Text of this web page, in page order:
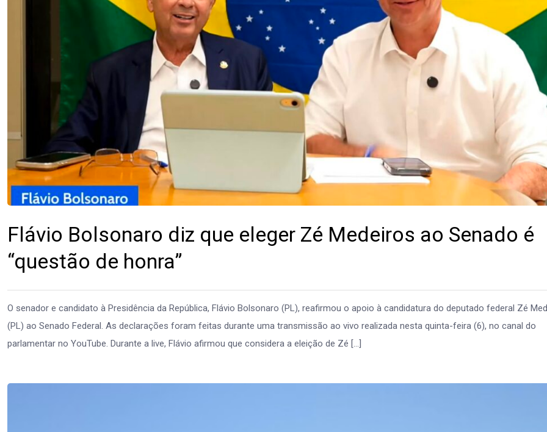
Flávio Bolsonaro diz que eleger Zé Medeiros ao Senado é
“questão de honra”
O senador e candidato à Presidência da República, Flávio Bolsonaro (PL), reafirmou o apoio à candidatura do deputado federal Zé
(PL) ao Senado Federal. As declarações foram feitas durante uma transmissão ao vivo realizada nesta quinta-feira (6), no canal do
parlamentar no YouTube. Durante a live, Flávio afirmou que considera a eleição de Zé […]